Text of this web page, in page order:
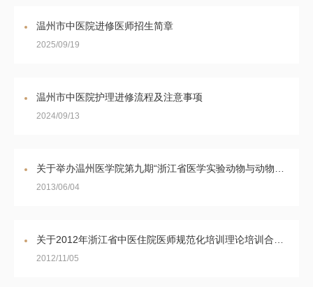
温州市中医院进修医师招生简章
2025/09/19
温州市中医院护理进修流程及注意事项
2024/09/13
2013/06/04
2012/11/05